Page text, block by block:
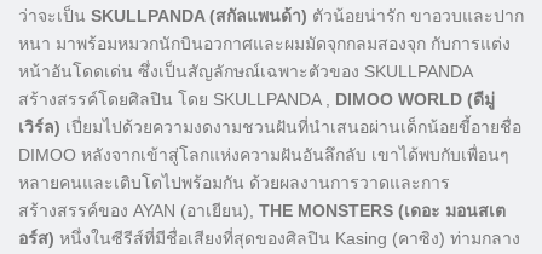
ว่าจะเป็น SKULLPANDA (สกัลแพนด้า) ตัวน้อยน่ารัก ขาอวบและปาก
หนา มาพร้อมหมวกนักบินอวกาศและผมมัดจุกกลมสองจุก กับการแต่ง
หน้าอันโดดเด่น ซึ่งเป็นสัญลักษณ์เฉพาะตัวของ SKULLPANDA
สร้างสรรค์โดยศิลปิน โดย SKULLPANDA , DIMOO WORLD (ดีมู่
เวิร์ล) เปี่ยมไปด้วยความงดงามชวนฝันที่นำเสนอผ่านเด็กน้อยขี้อายชื่อ
DIMOO หลังจากเข้าสู่โลกแห่งความฝันอันลึกลับ เขาได้พบกับเพื่อนๆ
หลายคนและเติบโตไปพร้อมกัน ด้วยผลงานการวาดและการ
สร้างสรรค์ของ AYAN (อาเยียน), THE MONSTERS (เดอะ มอนสเต
อร์ส) หนึ่งในซีรีส์ที่มีชื่อเสียงที่สุดของศิลปิน Kasing (คาซิง) ท่ามกลาง